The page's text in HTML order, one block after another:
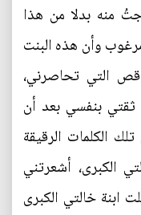
منه بدلا من هذا
وأن هذه البنت
التي تحاصرني،
بنفسي بعد أن
الكلمات الرقيقة
الكبرى، أشعرتني
ابنة خالتي الكبرى